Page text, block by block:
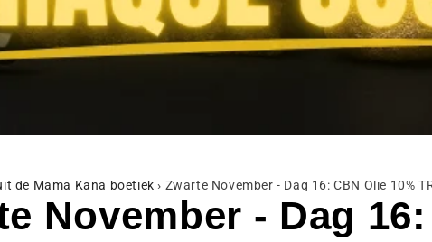
de Mama Kana boetiek › Zwarte November - Dag 16: CBN Olie 10%
November - Dag